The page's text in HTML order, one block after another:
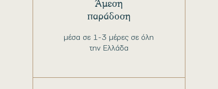
μέσα σε 1-3 μέρες σε όλη
την Ελλάδα
Άμεση
παράδοση